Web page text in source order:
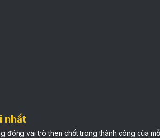
nhất
vai trò then chốt trong thành công của